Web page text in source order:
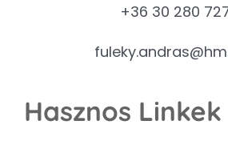
+36 30 280
Hasznos Linkek